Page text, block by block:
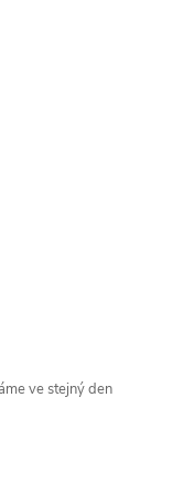
ve stejný den